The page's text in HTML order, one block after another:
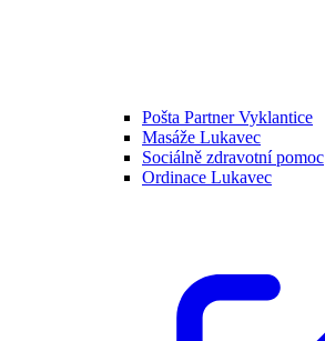
Pošta Partner Vyklantice
Masáže Lukavec
Sociálně zdravotní pomoc
Ordinace Lukavec